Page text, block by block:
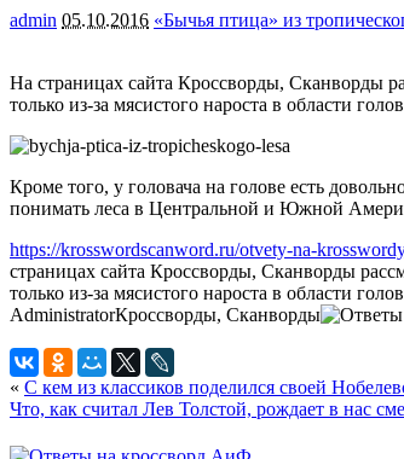
admin 05.10.2016 «Бычья птица» из
На страницах сайта Кроссворды, Сканворды
только из-за мясистого нароста в области
Кроме того, у головача на голове есть
понимать леса в Центральной и Южной
https://krosswordscanword.ru/otvety-na-
страницах сайта Кроссворды, Сканворды
только из-за мясистого нароста в области
AdministratorКроссворды, Сканворды
« С кем из классиков поделился своей
Что, как считал Лев Толстой, рождает в нас